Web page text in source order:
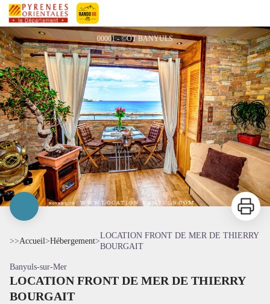
Pyrénées-Orientales Le Département
LOCATION FRONT DE MER DE THIERRY BOURGAIT
00001 - ©OT BANYULS
Imprimer
>>Accueil>Hébergement>
LOCATION FRONT DE MER DE THIERRY
BOURGAIT
Banyuls-sur-Mer
LOCATION FRONT DE MER DE THIERRY
BOURGAIT